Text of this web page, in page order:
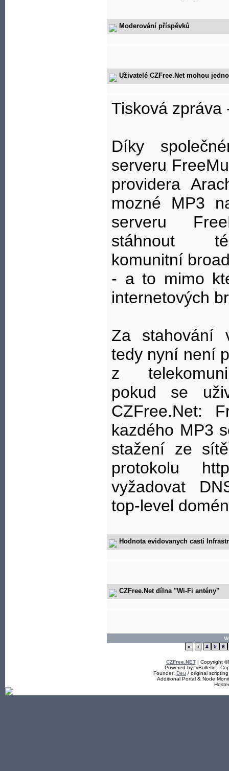
Moderování příspěvků
Uživatelé CZFree.Net mohou
Tisková zpráva
Díky
serveru
providera
mozné MP3
serveru
stáhnout
komunitní
- a to mimo
internetových
Za stahování
tedy nyní není
z
pokud se
CZFree.Net:
kazdého MP3
stažení ze
protokolu
vyžadovat
top-level
Hodnota evidovanych casti
CZFree.Net dílna "Wi-Fi antény"
«
‹ 4 5 6
CZFree.NET| Copyright
Powered by: vBulletin -
Founder: Deu / original
Additional Portal & Node